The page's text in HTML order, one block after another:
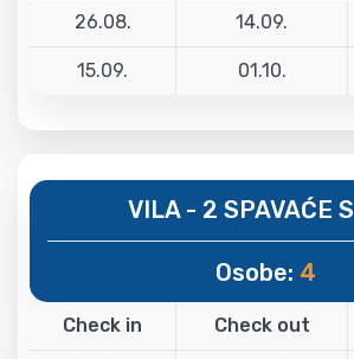
26.08. 14.09.
15.09. 01.10.
VILA - 2 SPAVAĆE
Osobe: 4
Check in Check out